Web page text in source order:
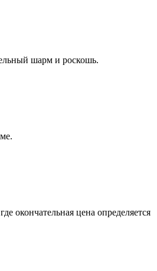
шарм и роскошь.
окончательная цена определяется